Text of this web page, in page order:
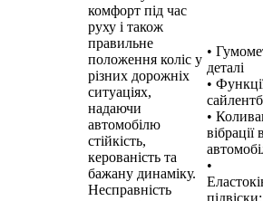
комфорт під час
руху і також
правильне
положення коліс у
різних дорожніх
ситуаціях,
надаючи
автомобілю
стійкість,
керованість та
бажану динаміку.
Несправність
•
деталі
•
•
вібрації
•